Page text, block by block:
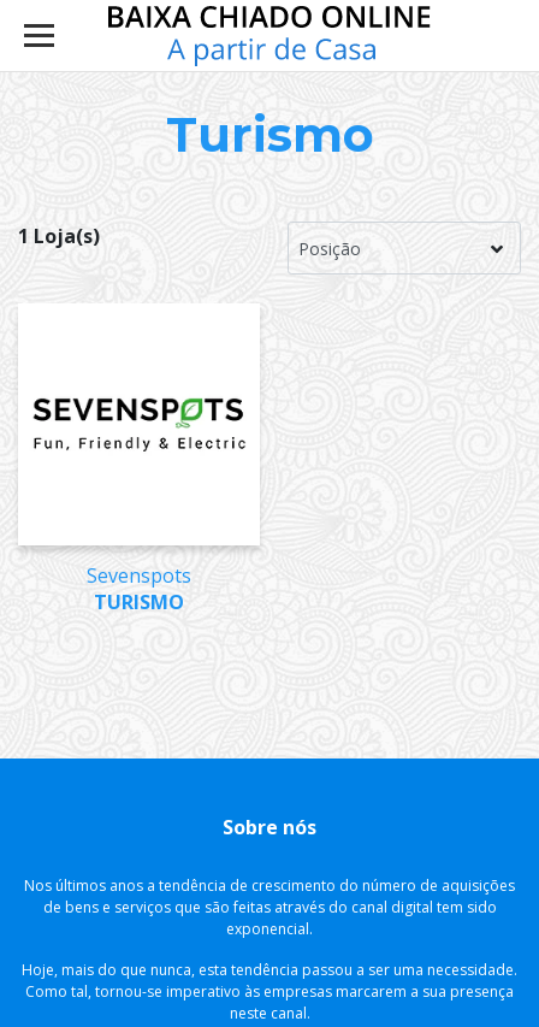
Turismo
1 Loja(s)
Sevenspots
TURISMO
Sobre nós
​Nos últimos anos a tendência de crescimento do número de aquisições
de bens e serviços que são feitas através do canal digital tem sido
exponencial.
Hoje, mais do que nunca, esta tendência passou a ser uma necessidade.
Como tal, tornou-se imperativo às empresas marcarem a sua presença
neste canal.